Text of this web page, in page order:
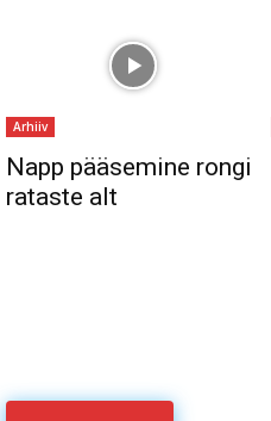
Arhiiv
Napp pääsemine rongi
rataste alt